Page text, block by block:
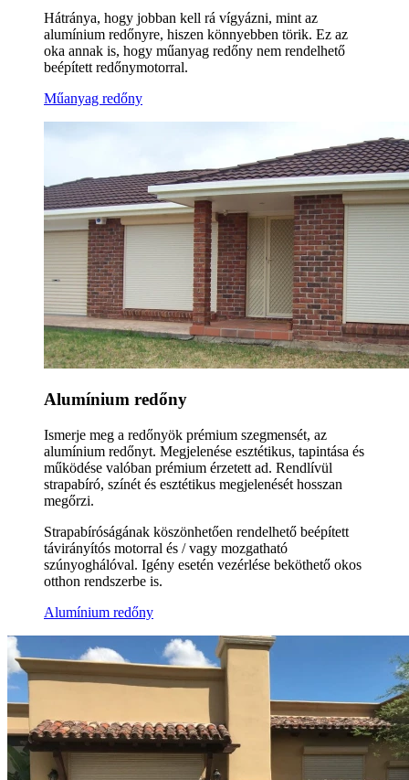
Hátránya, hogy jobban kell rá vígyázni, mint az
alumínium redőnyre, hiszen könnyebben törik. Ez az
oka annak is, hogy műanyag redőny nem rendelhető
beépített redőnymotorral.
Műanyag redőny
Alumínium redőny
Ismerje meg a redőnyök prémium szegmensét, az
alumínium redőnyt. Megjelenése esztétikus, tapintása és
működése valóban prémium érzetett ad. Rendlívül
strapabíró, színét és esztétikus megjelenését hosszan
megőrzi.
Strapabíróságának köszönhetően rendelhető beépített
távirányítós motorral és / vagy mozgatható
szúnyoghálóval. Igény esetén vezérlése beköthető okos
otthon rendszerbe is.
Alumínium redőny